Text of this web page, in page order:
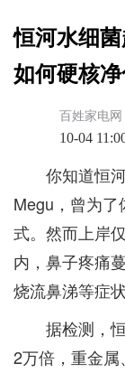
恒河水细
如何硬核
百姓家电网
10-04
你知道恒
Megu，曾为
式。然而上岸
内，鼻子疼痛
烧流鼻涕等症状
据检测，
2万倍，重金